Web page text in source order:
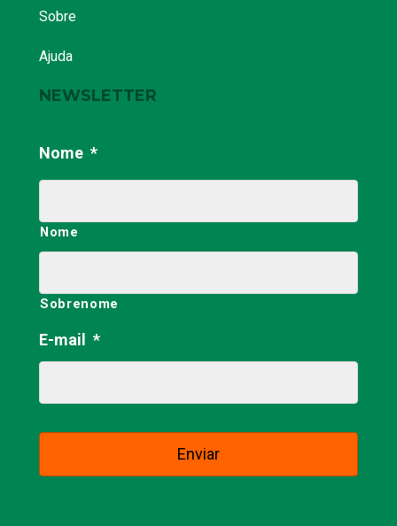
Sobre
Ajuda
NEWSLETTER
Nome *
Nome
Sobrenome
E-mail *